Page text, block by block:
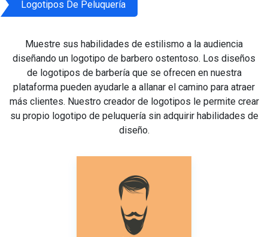
Logotipos De Peluquería
Muestre sus habilidades de estilismo a la audiencia
diseñando un logotipo de barbero ostentoso. Los diseños
de logotipos de barbería que se ofrecen en nuestra
plataforma pueden ayudarle a allanar el camino para atraer
más clientes. Nuestro creador de logotipos le permite crear
su propio logotipo de peluquería sin adquirir habilidades de
diseño.